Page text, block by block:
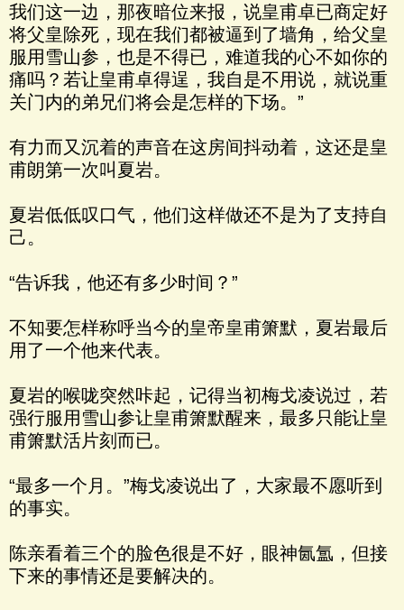
我们这一边，那夜暗位来报，说皇甫卓已商定好
将父皇除死，现在我们都被逼到了墙角，给父皇
服用雪山参，也是不得已，难道我的心不如你的
痛吗？若让皇甫卓得逞，我自是不用说，就说重
关门内的弟兄们将会是怎样的下场。”
有力而又沉着的声音在这房间抖动着，这还是皇
甫朗第一次叫夏岩。
夏岩低低叹口气，他们这样做还不是为了支持自
己。
“告诉我，他还有多少时间？”
不知要怎样称呼当今的皇帝皇甫箫默，夏岩最后
用了一个他来代表。
夏岩的喉咙突然咔起，记得当初梅戈凌说过，若
强行服用雪山参让皇甫箫默醒来，最多只能让皇
甫箫默活片刻而已。
“最多一个月。”梅戈凌说出了，大家最不愿听到
的事实。
陈亲看着三个的脸色很是不好，眼神氤氲，但接
下来的事情还是要解决的。